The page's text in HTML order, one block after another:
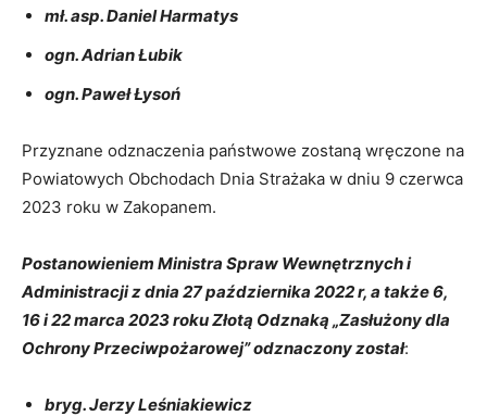
mł. asp. Daniel Harmatys
ogn. Adrian Łubik
ogn. Paweł Łysoń
Przyznane odznaczenia państwowe zostaną wręczone na
Powiatowych Obchodach Dnia Strażaka w dniu 9 czerwca
2023 roku w Zakopanem.
Postanowieniem Ministra Spraw Wewnętrznych i
Administracji z dnia 27 października 2022 r, a także 6,
16 i 22 marca 2023 roku Złotą Odznaką „Zasłużony dla
Ochrony Przeciwpożarowej” odznaczony został:
bryg. Jerzy Leśniakiewicz